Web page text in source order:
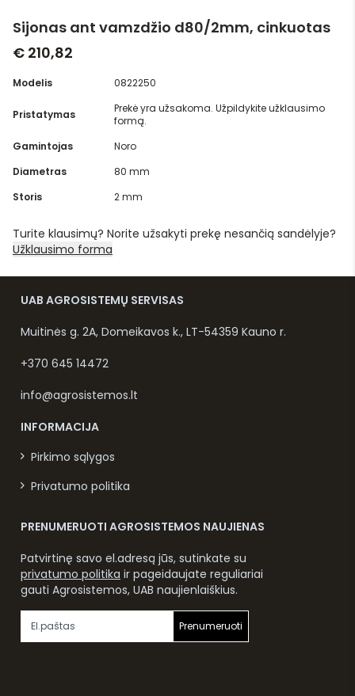
Sijonas ant vamzdžio d80/2mm, cinkuotas
€ 210,82
Modelis 0822250
Pristatymas
Prekė yra užsakoma. Užpildykite užklausimo
formą.
Gamintojas
Noro
Diametras
80 mm
Storis
2 mm
Turite klausimų? Norite užsakyti prekę nesančią sandėlyje?
Užklausimo forma
UAB AGROSISTEMŲ SERVISAS
Muitinės g. 2A, Domeikavos k., LT-54359 Kauno r.
+370 645 14472
info@agrosistemos.lt
INFORMACIJA
Pirkimo sąlygos
Privatumo politika
PRENUMERUOTI AGROSISTEMOS NAUJIENAS
Patvirtinę savo el.adresą jūs, sutinkate su
privatumo politika ir pageidaujate reguliariai
gauti Agrosistemos, UAB naujienlaiškius.
Prenumeruoti